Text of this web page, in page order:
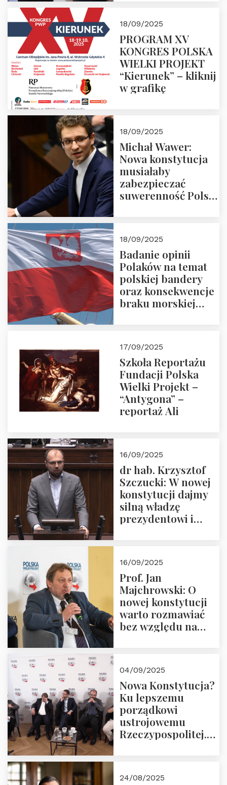
18/09/2025
PROGRAM XV
KONGRES POLSKA
WIELKI PROJEKT
“Kierunek” – kliknij
w grafikę
18/09/2025
Michał Wawer:
Nowa konstytucja
musiałaby
zabezpieczać
suwerenność Polski
18/09/2025
Badanie opinii
Polaków na temat
polskiej bandery
oraz konsekwencje
braku morskiej
17/09/2025
Szkoła Reportażu
Fundacji Polska
Wielki Projekt –
“Antygona” –
reportaż Ali
16/09/2025
dr hab. Krzysztof
Szczucki: W nowej
konstytucji dajmy
silną władzę
prezydentowi i
16/09/2025
Prof. Jan
Majchrowski: O
nowej konstytucji
warto rozmawiać
bez względu na
04/09/2025
Nowa Konstytucja?
Ku lepszemu
porządkowi
ustrojowemu
Rzeczypospolitej.
24/08/2025